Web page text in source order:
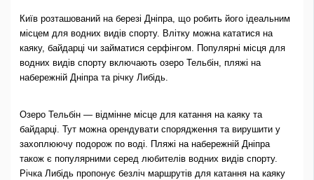
Київ розташований на березі Дніпра, що робить його ідеальним
місцем для водних видів спорту. Влітку можна кататися на
каяку, байдарці чи займатися серфінгом. Популярні місця для
водних видів спорту включають озеро Тельбін, пляжі на
набережній Дніпра та річку Либідь.
Озеро Тельбін — відмінне місце для катання на каяку та
байдарці. Тут можна орендувати спорядження та вирушити у
захоплюючу подорож по воді. Пляжі на набережній Дніпра
також є популярними серед любителів водних видів спорту.
Річка Либідь пропонує безліч маршрутів для катання на каяку